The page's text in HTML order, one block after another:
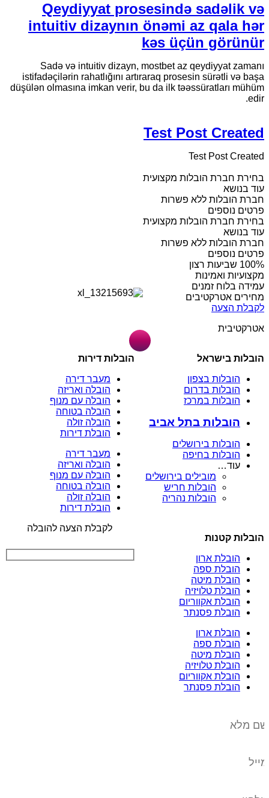
Qeydiyyat prosesində sadəlik və
intuitiv dizaynın önəmi az qala hər
kəs üçün görünür
Sadə və intuitiv dizayn, mostbet az qeydiyyat zamanı
istifadəçilərin rahatlığını artıraraq prosesin sürətli və başa
düşülən olmasına imkan verir, bu da ilk təəssüratları mühüm
edir.
Test Post Created
Test Post Created
בחירת חברת הובלות מקצועית
עוד בנושא
חברת הובלות ללא פשרות
פרטים נוספים
בחירת חברת הובלות מקצועית
עוד בנושא
חברת הובלות ללא פשרות
פרטים נוספים
מקצועיות ואמינות
עמידה בלוח זמנים
מחירים אטרקטיבים
לקבלת הצעה
אטרקטיבית
הובלות בישראל
הובלות בצפון
הובלות בדרום
הובלות במרכז
הובלות בתל אביב
הובלות בירושלים
הובלות בחיפה
עוד…
מובילים בירושלים
הובלות חריש
הובלות נהריה
הובלות דירות
מעבר דירה
הובלה ואריזה
הובלה עם מנוף
הובלה בטוחה
הובלה זולה
הובלת דירות
מעבר דירה
הובלה ואריזה
הובלה עם מנוף
הובלה בטוחה
הובלה זולה
הובלת דירות
הובלות קטנות
הובלת ארון
הובלת ספה
הובלת מיטה
הובלת טלויזיה
הובלת אקווריום
הובלת פסנתר
הובלת ארון
הובלת ספה
הובלת מיטה
הובלת טלויזיה
הובלת אקווריום
הובלת פסנתר
לקבלת הצעה להובלה